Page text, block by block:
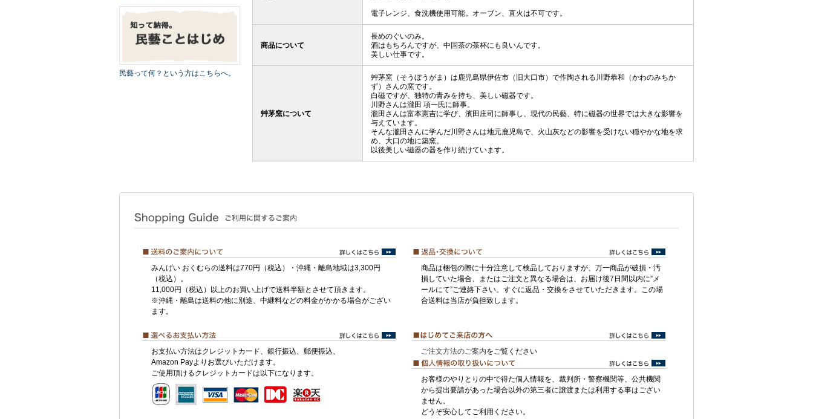
民藝って何？という方はこちらへ。
電子レンジ、食洗機使用可能。オーブン、直火は不可です。
商品について
長めのぐいのみ。
酒はもちろんですが、中国茶の茶杯にも良いんです。
美しい仕事です。
艸茅窯について
艸茅窯（そうぼうがま）は鹿児島県伊佐市（旧大口市）で作陶される川野恭和（かわのみちか
ず）さんの窯です。
白磁ですが、独特の青みを持ち、美しい磁器です。
川野さんは瀧田 項一氏に師事。
瀧田さんは富本憲吉に学び、濱田庄司に師事し、現代の民藝、特に磁器の世界では大きな影響を
与えています。
そんな瀧田さんに学んだ川野さんは地元鹿児島で、火山灰などの影響を受けない穏やかな地を求
め、大口の地に築窯。
以後美しい磁器の器を作り続けています。
みんげい おくむらの送料は770円（税込）・沖縄・離島地域は3,300円
（税込）。
11,000円（税込）以上のお買い上げで送料半額とさせて頂きます。
※沖縄・離島は送料の他に別途、中継料などの料金がかかる場合がござい
ます。
商品は梱包の際に十分注意して検品しておりますが、万一商品が破損・汚
損していた場合、またはご注文と異なる場合は、お届け後7日間以内に”メ
ールにて”ご連絡下さい。すぐに返品・交換をさせていただきます。この場
合送料は当店が負担致します。
お支払い方法はクレジットカード、銀行振込、郵便振込、
Amazon Payよりお選びいただけます。
ご使用頂けるクレジットカードは以下になります。
ご注文方法のご案内をご覧ください
お客様のやりとりの中で得た個人情報を、裁判所・警察機関等、公共機関
から提出要請があった場合以外の第三者に譲渡または利用する事はござい
ません。
どうぞ安心してご利用ください。